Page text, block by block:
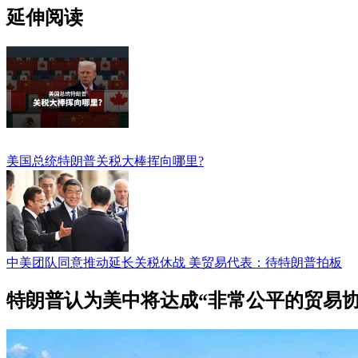
延伸阅读
美国总统特朗普关税大棒挥向哪里?
中美团队同意推动延长关税休战 美贸易代表：待特朗普拍板
特朗普认为美中将达成“非常公平的贸易